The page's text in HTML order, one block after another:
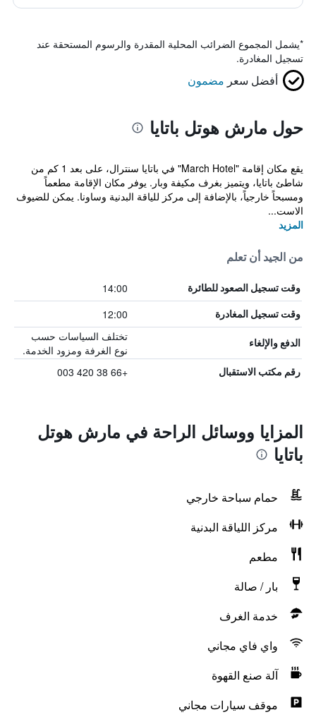
*يشمل المجموع الضرائب المحلية المقدرة والرسوم المستحقة عند
تسجيل المغادرة.
أفضل سعر مضمون
حول مارش هوتل باتايا
يقع مكان إقامة "March Hotel" في باتايا سنترال، على بعد 1 كم من
شاطئ باتايا، ويتميز بغرف مكيفة وبار. يوفر مكان الإقامة مطعماً
ومسبحاً خارجياً، بالإضافة إلى مركز للياقة البدنية وساونا. يمكن للضيوف
الاست...
المزيد
من الجيد أن تعلم
وقت تسجيل الصعود للطائرة 14:00
وقت تسجيل المغادرة 12:00
الدفع والإلغاء
تختلف السياسات حسب
نوع الغرفة ومزود الخدمة.
رقم مكتب الاستقبال +66 38 420 003
المزايا ووسائل الراحة في مارش هوتل
باتايا
حمام سباحة خارجي
مركز اللياقة البدنية
مطعم
بار / صالة
خدمة الغرف
واي فاي مجاني
آلة صنع القهوة
موقف سيارات مجاني